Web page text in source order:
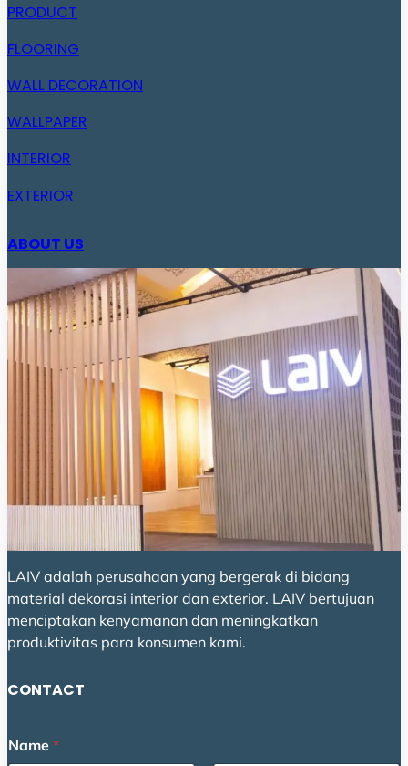
PRODUCT
FLOORING
WALL DECORATION
WALLPAPER
INTERIOR
EXTERIOR
ABOUT US
LAIV adalah perusahaan yang bergerak di bidang
material dekorasi interior dan exterior. LAIV bertujuan
menciptakan kenyamanan dan meningkatkan
produktivitas para konsumen kami.
CONTACT
Name *